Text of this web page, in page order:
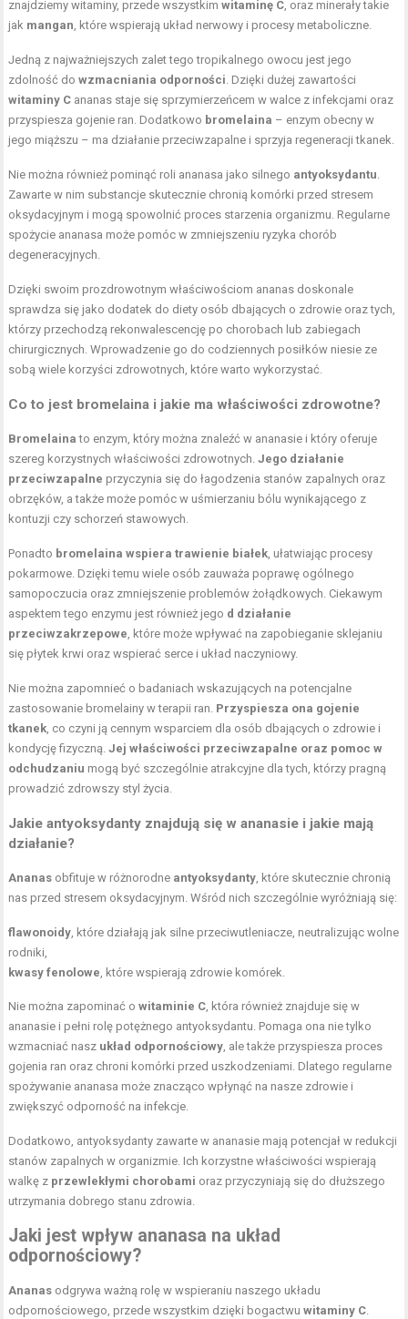
znajdziemy witaminy, przede wszystkimwitaminę C, oraz minerały takie
jak mangan, które wspierają układ nerwowy i procesy metaboliczne.
Jedną z najważniejszych zalet tego tropikalnego owocu jest jego
zdolność dowzmacniania odporności. Dzięki dużej zawartości
witaminy C ananas staje się sprzymierzeńcem w walce z infekcjami oraz
przyspiesza gojenie ran. Dodatkowo bromelaina – enzym obecny w
jego miąższu – ma działanie przeciwzapalne i sprzyja regeneracji tkanek.
Nie można również pominąć roli ananasa jako silnego antyoksydantu.
Zawarte w nim substancje skutecznie chronią komórki przed stresem
oksydacyjnym i mogą spowolnić proces starzenia organizmu. Regularne
spożycie ananasa może pomóc w zmniejszeniu ryzyka chorób
degeneracyjnych.
Dzięki swoim prozdrowotnym właściwościom ananas doskonale
sprawdza się jako dodatek do diety osób dbających o zdrowie oraz tych,
którzy przechodzą rekonwalescencję po chorobach lub zabiegach
chirurgicznych. Wprowadzenie go do codziennych posiłków niesie ze
sobą wiele korzyści zdrowotnych, które warto wykorzystać.
Co to jest bromelaina i jakie ma właściwości zdrowotne?
Bromelaina to enzym, który można znaleźć w ananasie i który oferuje
szereg korzystnych właściwości zdrowotnych.Jego działanie
przeciwzapalne przyczynia się do łagodzenia stanów zapalnych oraz
obrzęków, a także może pomóc w uśmierzaniu bólu wynikającego z
kontuzji czy schorzeń stawowych.
Ponadto bromelaina wspiera trawienie białek, ułatwiając procesy
pokarmowe. Dzięki temu wiele osób zauważa poprawę ogólnego
samopoczucia oraz zmniejszenie problemów żołądkowych. Ciekawym
aspektem tego enzymu jest również jego d działanie
przeciwzakrzepowe, które może wpływać na zapobieganie sklejaniu
się płytek krwi oraz wspierać serce i układ naczyniowy.
Nie można zapomnieć o badaniach wskazujących na potencjalne
zastosowanie bromelainy w terapii ran. Przyspiesza ona gojenie
tkanek, co czyni ją cennym wsparciem dla osób dbających o zdrowie i
kondycję fizyczną.Jej właściwości przeciwzapalne oraz pomoc w
odchudzaniu mogą być szczególnie atrakcyjne dla tych, którzy pragną
prowadzić zdrowszy styl życia.
Jakie antyoksydanty znajdują się w ananasie i jakie mają
działanie?
Ananas obfituje w różnorodne antyoksydanty, które skutecznie chronią
nas przed stresem oksydacyjnym. Wśród nich szczególnie wyróżniają się:
flawonoidy, które działają jak silne przeciwutleniacze, neutralizując wolne
rodniki,
kwasy fenolowe, które wspierają zdrowie komórek.
Nie można zapominać owitaminie C, która również znajduje się w
ananasie i pełni rolę potężnego antyoksydantu. Pomaga ona nie tylko
wzmacniać nasz układ odpornościowy, ale także przyspiesza proces
gojenia ran oraz chroni komórki przed uszkodzeniami. Dlatego regularne
spożywanie ananasa może znacząco wpłynąć na nasze zdrowie i
zwiększyć odporność na infekcje.
Dodatkowo, antyoksydanty zawarte w ananasie mają potencjał w redukcji
stanów zapalnych w organizmie. Ich korzystne właściwości wspierają
walkę z przewlekłymi chorobami oraz przyczyniają się do dłuższego
utrzymania dobrego stanu zdrowia.
Jaki jest wpływ ananasa na układ
odpornościowy?
Ananas odgrywa ważną rolę w wspieraniu naszego układu
odpornościowego, przede wszystkim dzięki bogactwuwitaminy C.